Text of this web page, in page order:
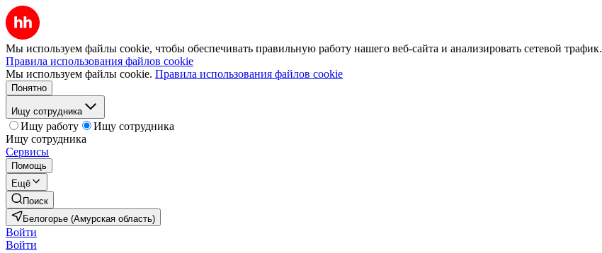
Мы используем файлы cookie, чтобы обеспечивать правильную работу нашего веб-сайта и анализировать сетевой трафик.
Правила использования файлов cookie
Мы используем файлы cookie. Правила использования файлов cookie
Понятно
Ищу сотрудника
Ищу работу
Ищу сотрудника
Ищу сотрудника
Сервисы
Помощь
Ещё
Поиск
Белогорье (Амурская область)
Войти
Войти